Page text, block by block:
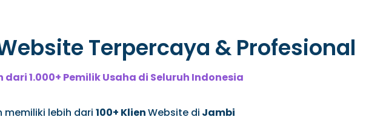
Terpercaya & Profesional
dari 1.000+ Pemilik Usaha di Seluruh Indonesia
memiliki lebih dari 100+ KlienWebsite di Jambi